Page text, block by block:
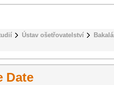
Ústav ošetřovatelství
Date